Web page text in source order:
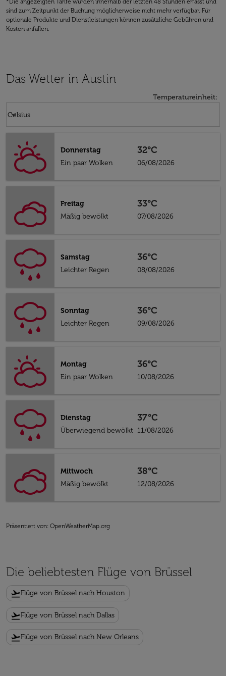
*Die angezeigten Tarife wurden innerhalb der letzten 48 Stunden erfasst und
sind zum Zeitpunkt der Buchung möglicherweise nicht mehr verfügbar. Für
optionale Produkte und Dienstleistungen können zusätzliche Gebühren und
Kosten anfallen.
Das Wetter in Austin
Temperatureinheit:
Celsius
keyboard_arrow_down
Donnerstag
Ein paar Wolken
32°C
06/08/2026
Freitag
Mäßig bewölkt
33°C
07/08/2026
Samstag
Leichter Regen
36°C
08/08/2026
Sonntag
Leichter Regen
36°C
09/08/2026
Montag
Ein paar Wolken
36°C
10/08/2026
Dienstag
Überwiegend bewölkt
37°C
11/08/2026
Mittwoch
Mäßig bewölkt
38°C
12/08/2026
Präsentiert von: OpenWeatherMap.org
Die beliebtesten Flüge von Brüssel
flight_takeoffFlüge von Brüssel nach Houston
flight_takeoffFlüge von Brüssel nach Dallas
flight_takeoffFlüge von Brüssel nach New Orleans